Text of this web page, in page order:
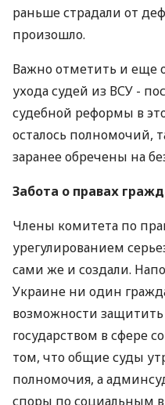
раньше страдали от
произошло.
Важно отметить и еще
ухода судей из ВСУ -
судебной реформы в
осталось полномочий,
заранее обречены на
Забота о правах
Члены комитета по
урегулированием
сами же и создали.
Украине ни один
возможности
государством в сфере
том, что общие суды
полномочия, а
споры по социальным